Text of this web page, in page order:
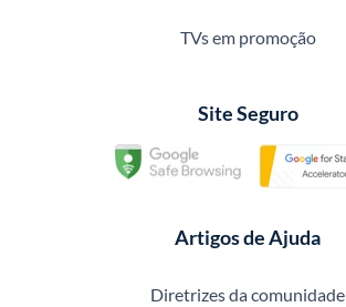
TVs em promoção
Site Seguro
Artigos de Ajuda
Diretrizes da comunidade